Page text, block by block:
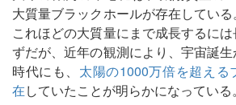
大質量ブラックホールが存在してい
これほどの大質量にまで成長するに
ずだが、近年の観測により、宇宙誕
時代にも、 太陽の1000万倍を超える
在していたことが明らかになっている。